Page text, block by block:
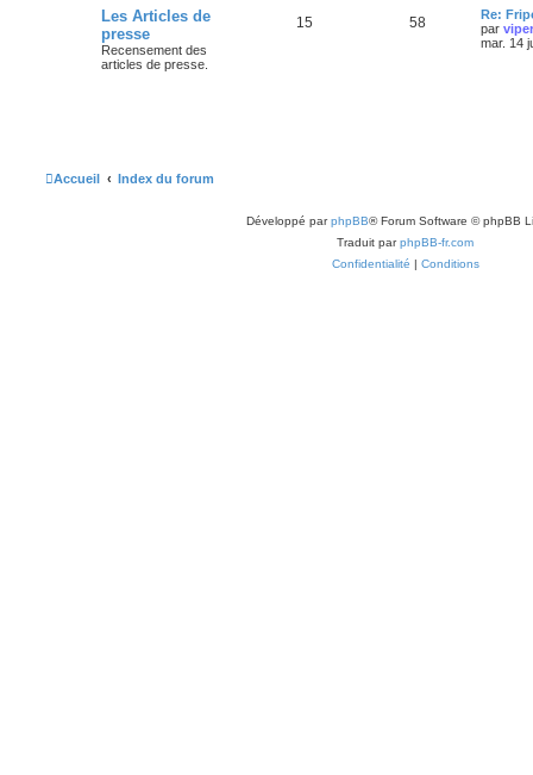
Les Articles de
presse
Recensement des
articles de presse.
15 58
Re:
par
mar. 14
Accueil Index du forum
Développé parphpBB® Forum Software © phpBB
Traduit parphpBB-fr.com
Confidentialité | Conditions